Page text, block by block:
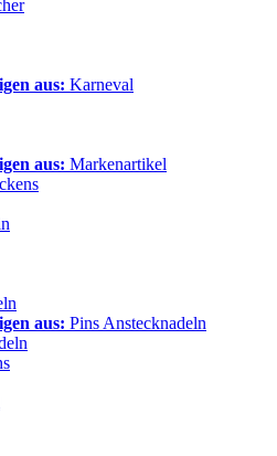
aus: Karneval
aus: Markenartikel
aus: Pins Anstecknadeln